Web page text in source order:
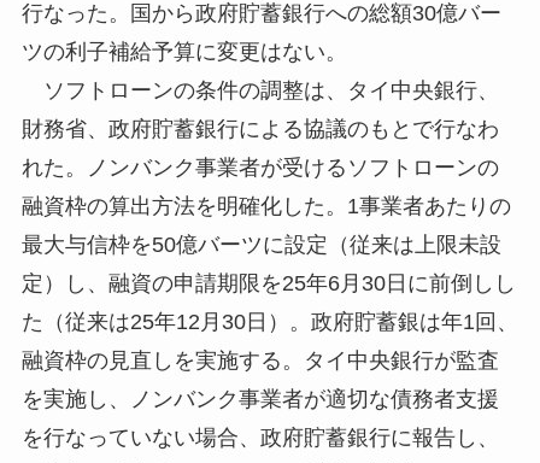
行なった。国から政府貯蓄銀行への総額30億バー
ツの利子補給予算に変更はない。
ソフトローンの条件の調整は、タイ中央銀行、
財務省、政府貯蓄銀行による協議のもとで行なわ
れた。ノンバンク事業者が受けるソフトローンの
融資枠の算出方法を明確化した。1事業者あたりの
最大与信枠を50億バーツに設定（従来は上限未設
定）し、融資の申請期限を25年6月30日に前倒しし
た（従来は25年12月30日）。政府貯蓄銀は年1回、
融資枠の見直しを実施する。タイ中央銀行が監査
を実施し、ノンバンク事業者が適切な債務者支援
を行なっていない場合、政府貯蓄銀行に報告し、